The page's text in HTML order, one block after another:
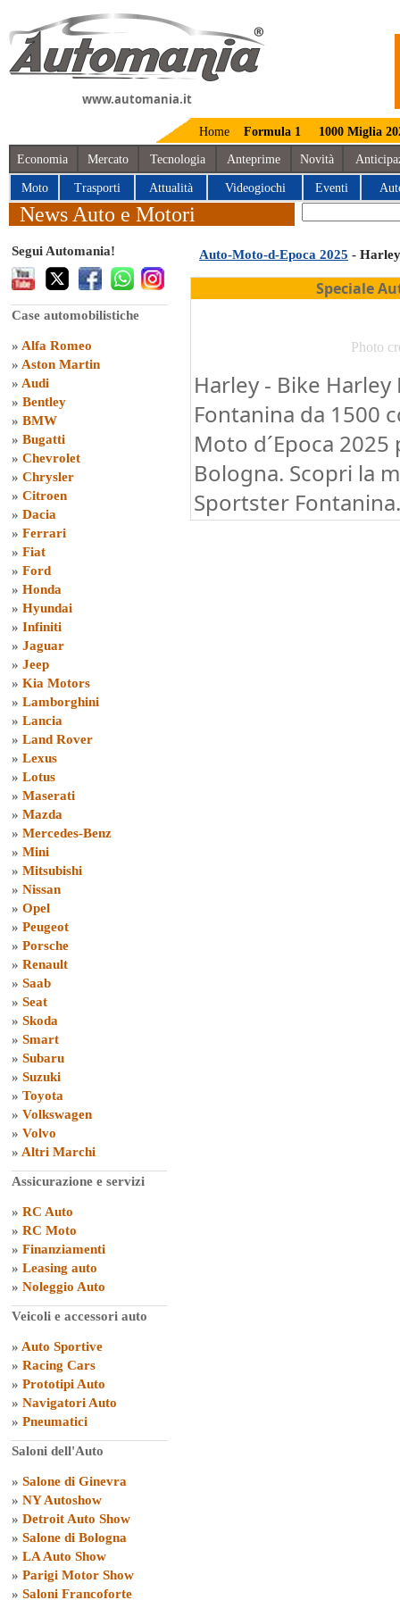
www.automania.it
Home Formula 1 1000 Miglia
Economia Mercato Tecnologia Anteprime Novità
Moto Trasporti Attualità Videogiochi Eventi
News Auto e Motori
Segui Automania!
Case automobilistiche
» Alfa Romeo
» Aston Martin
» Audi
» Bentley
» BMW
» Bugatti
» Chevrolet
» Chrysler
» Citroen
» Dacia
» Ferrari
» Fiat
» Ford
» Honda
» Hyundai
» Infiniti
» Jaguar
» Jeep
» Kia Motors
» Lamborghini
» Lancia
» Land Rover
» Lexus
» Lotus
» Maserati
» Mazda
» Mercedes-Benz
» Mini
» Mitsubishi
» Nissan
» Opel
» Peugeot
» Porsche
» Renault
» Saab
» Seat
» Skoda
» Smart
» Subaru
» Suzuki
» Toyota
» Volkswagen
» Volvo
» Altri Marchi
Assicurazione e servizi
» RC Auto
» RC Moto
» Finanziamenti
» Leasing auto
» Noleggio Auto
Veicoli e accessori auto
» Auto Sportive
» Racing Cars
» Prototipi Auto
» Navigatori Auto
» Pneumatici
Saloni dell'Auto
» Salone di Ginevra
» NY Autoshow
» Detroit Auto Show
» Salone di Bologna
» LA Auto Show
» Parigi Motor Show
» Saloni Francoforte
Auto-Moto-d-Epoca 2025 - Harley
Speciale
Photo
Harley - Bike
Fontanina da 1500
Moto d´Epoca
Bologna. Scopri la
Sportster